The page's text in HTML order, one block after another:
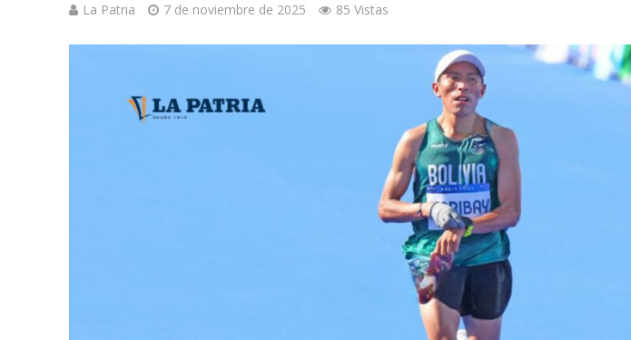
La Patria 7 de noviembre de 2025 85 Vistas